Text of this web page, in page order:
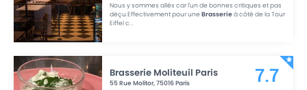
Nous y sommes allés car l'un de bonnes critiques et pas
déçu.Effectivement pour uneBrasserieà côté de la Tour
Eiffel c...
Brasserie Moliteuil Paris
55 Rue Molitor,75016Paris
7.7